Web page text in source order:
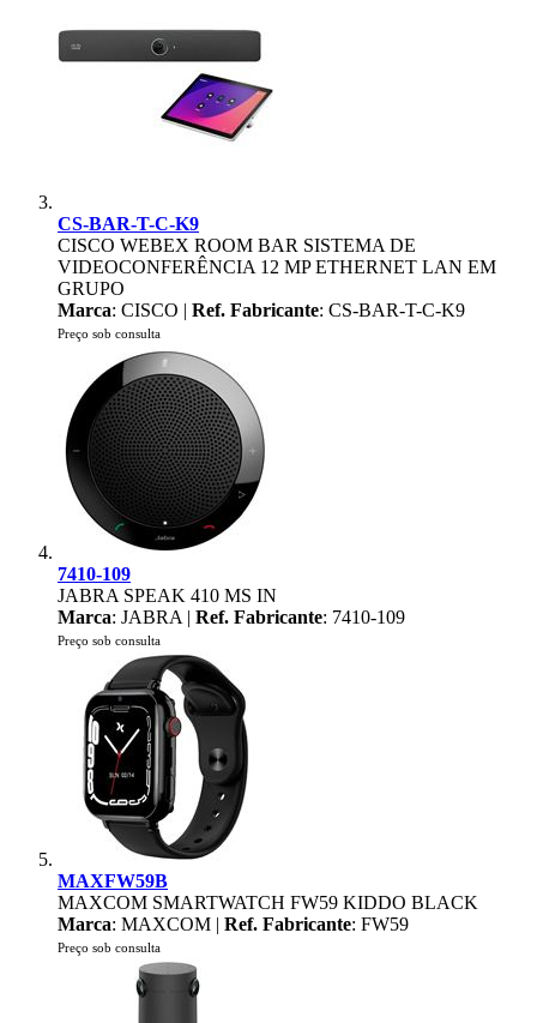
CS-BAR-T-C-K9
CISCO WEBEX ROOM BAR SISTEMA DE
VIDEOCONFERÊNCIA 12 MP ETHERNET LAN EM
GRUPO
Marca: CISCO | Ref. Fabricante: CS-BAR-T-C-K9
Preço sob consulta
7410-109
JABRA SPEAK 410 MS IN
Marca: JABRA | Ref. Fabricante: 7410-109
Preço sob consulta
MAXFW59B
MAXCOM SMARTWATCH FW59 KIDDO BLACK
Marca: MAXCOM | Ref. Fabricante: FW59
Preço sob consulta